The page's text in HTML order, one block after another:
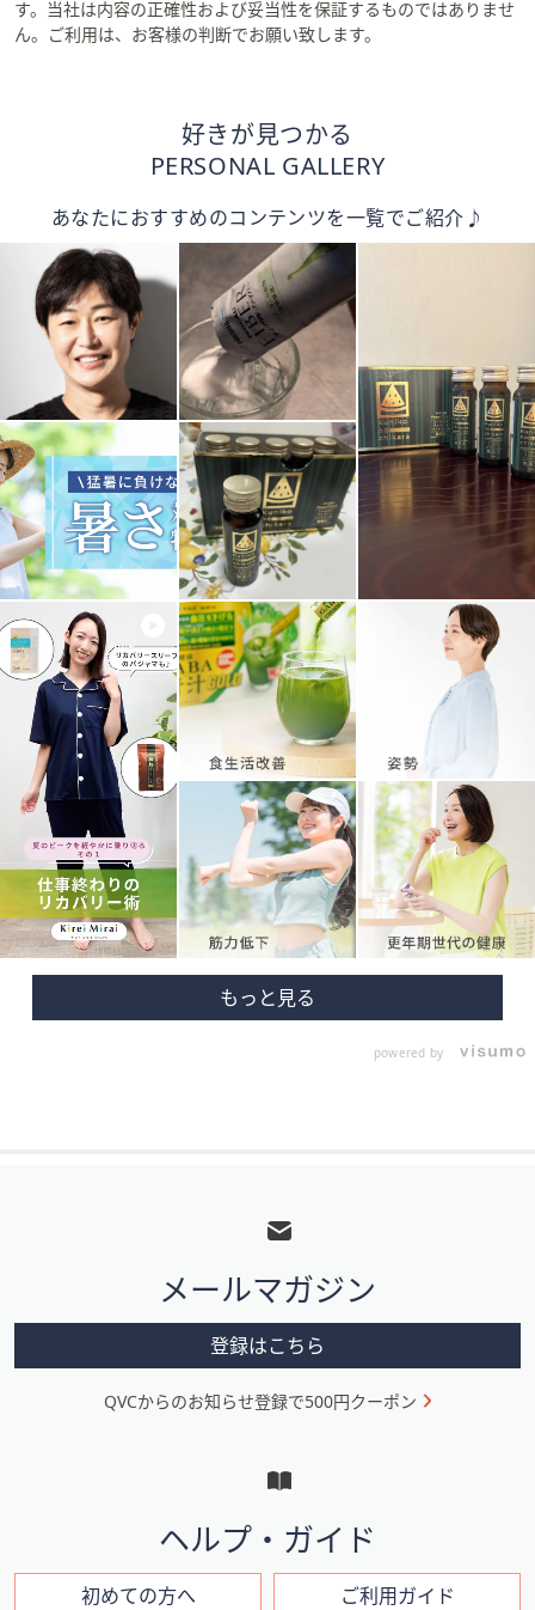
す。当社は内容の正確性および妥当性を保証するものではありませ
ん。ご利用は、お客様の判断でお願い致します。
好きが見つかる
PERSONAL GALLERY
あなたにおすすめのコンテンツを一覧でご紹介♪
powered by
メ
ニ
ン
メールマガジン
登録はこちら
QVCからのお知らせ登録で500円クーポン
ヘルプ・ガイド
初めての方へ ご利用ガイド